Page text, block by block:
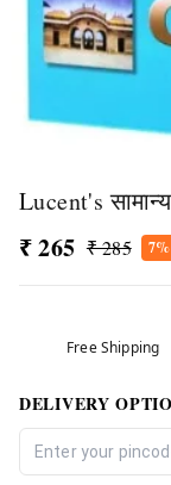
Lucent's
₹ 265 ₹ 285 7%
Free Shipping
DELIVERY